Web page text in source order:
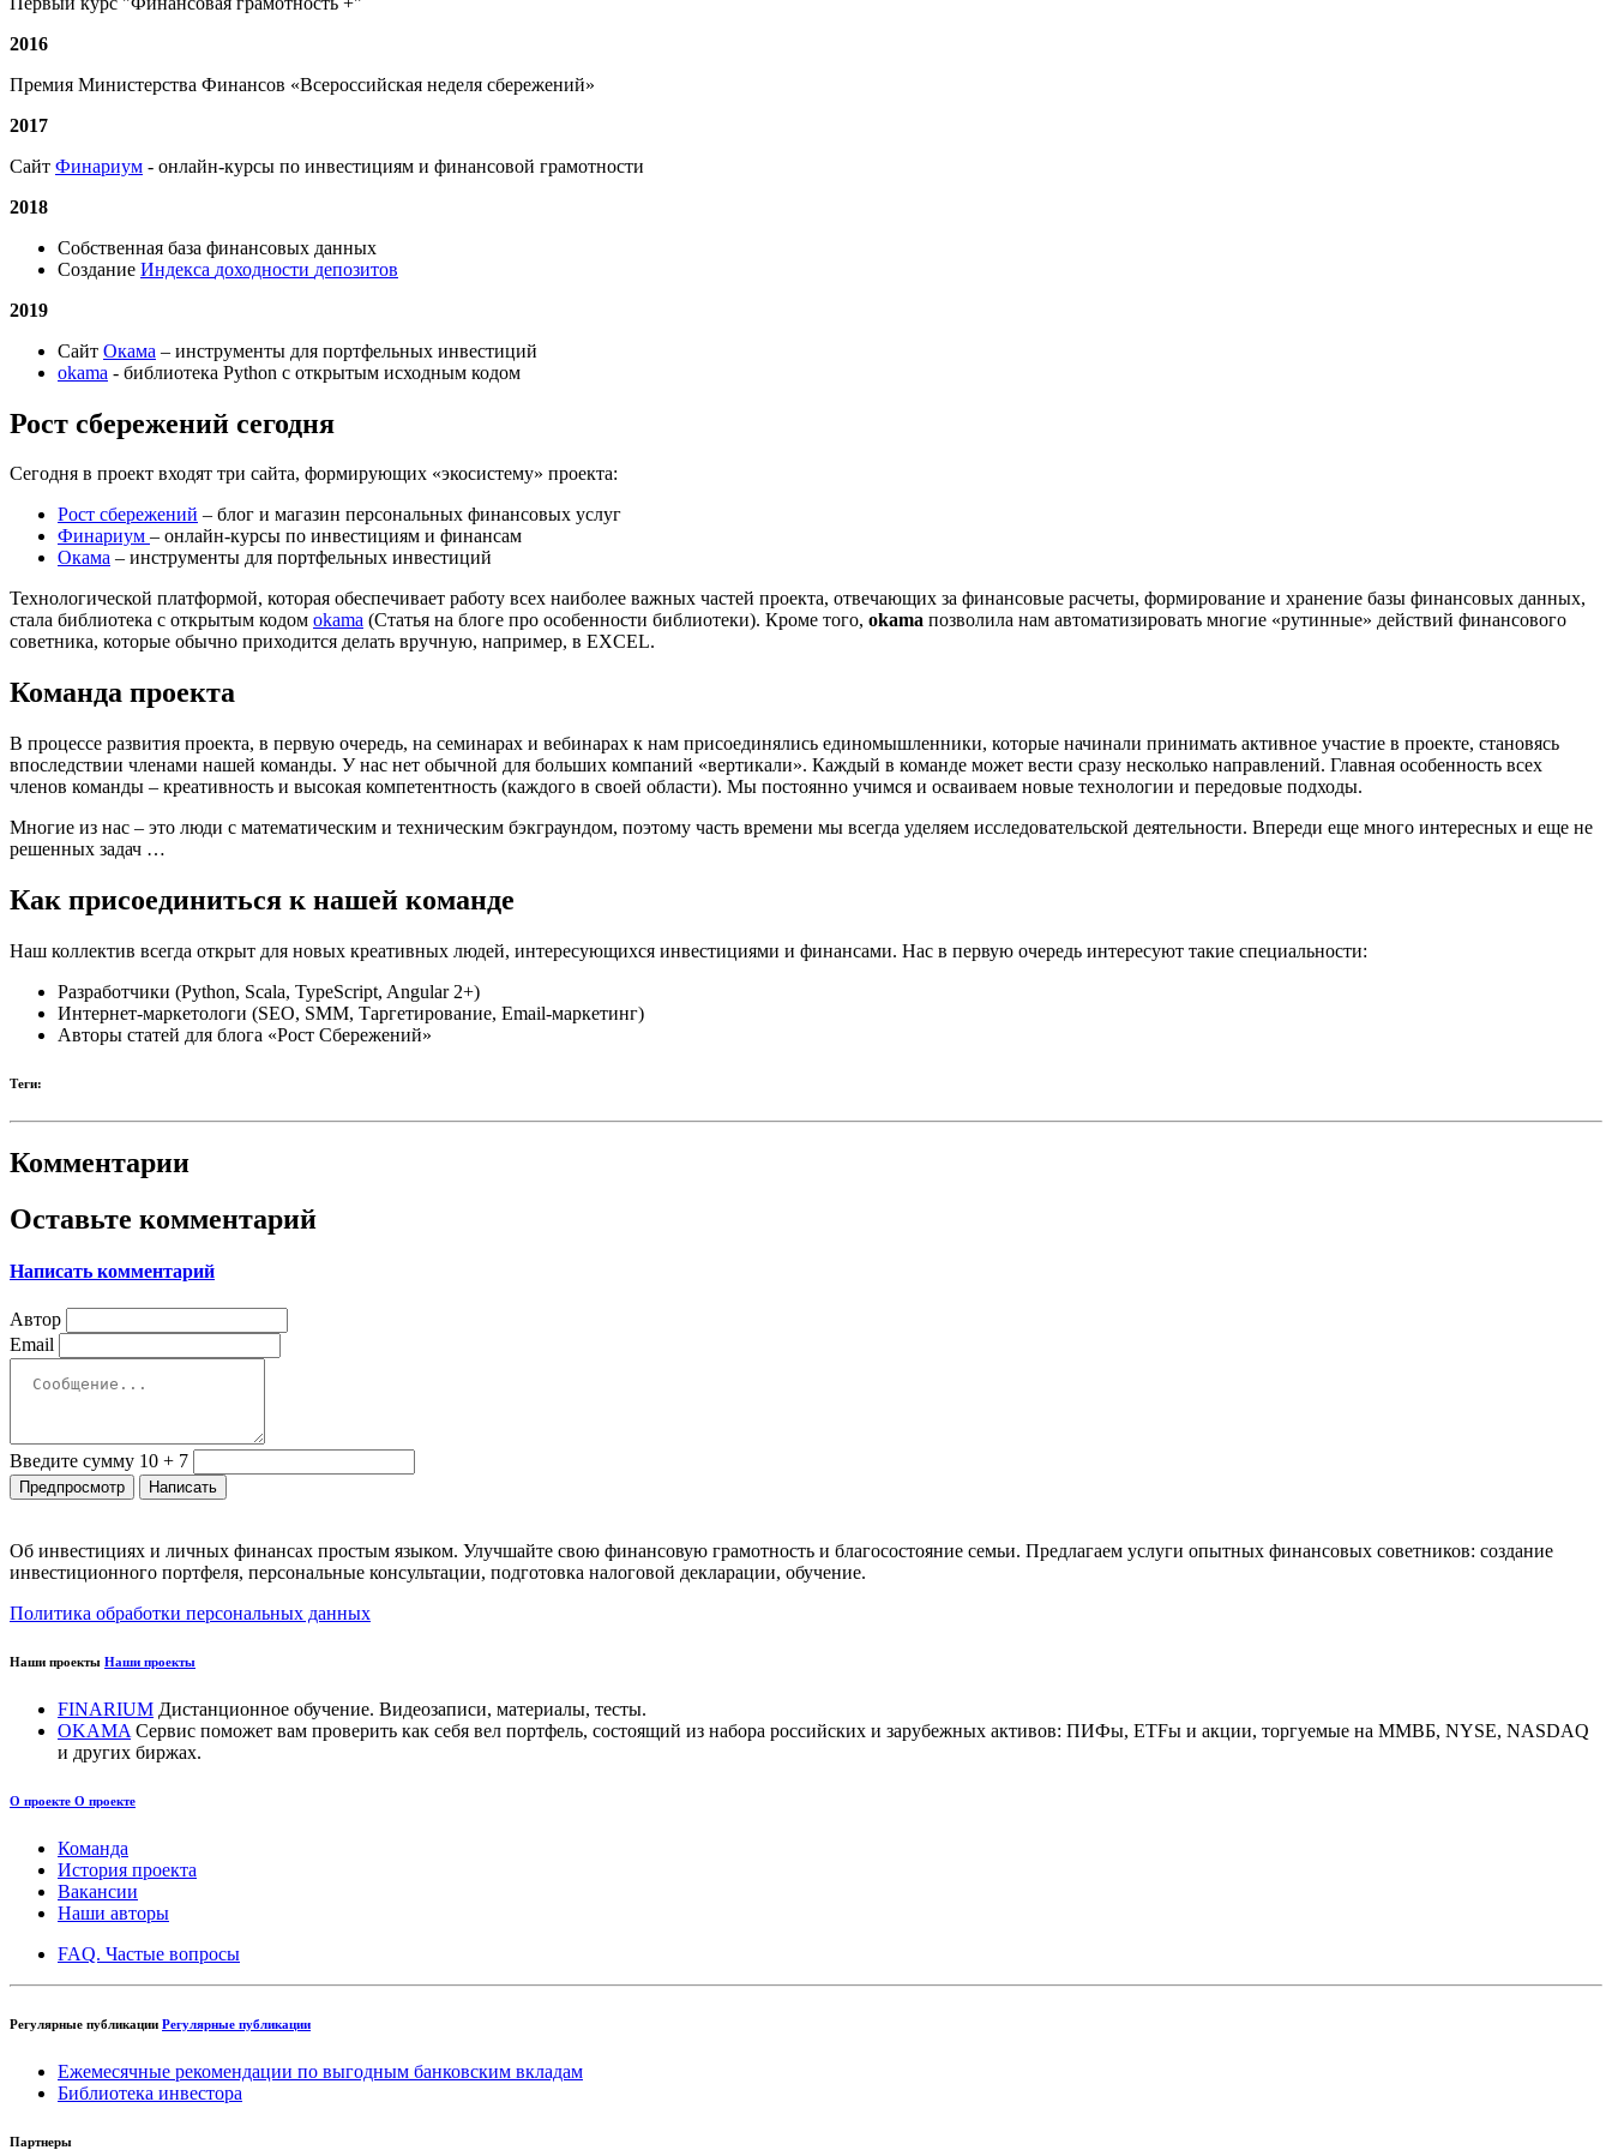
2016
Премия Министерства Финансов «Всероссийская неделя сбережений»
2017
Сайт Финариум - онлайн-курсы по инвестициям и финансовой грамотности
2018
Собственная база финансовых данных
Создание Индекса доходности депозитов
2019
Сайт Окама – инструменты для портфельных инвестиций
okama - библиотека Python с открытым исходным кодом
Рост сбережений сегодня
Сегодня в проект входят три сайта, формирующих «экосистему» проекта:
Рост сбережений – блог и магазин персональных финансовых услуг
Финариум – онлайн-курсы по инвестициям и финансам
Окама – инструменты для портфельных инвестиций
Технологической платформой, которая обеспечивает работу всех наиболее важных частей проекта, отвечающих за финансовые расчеты, формирование и хранение базы финансовых данных,
стала библиотека с открытым кодом okama (Статья на блоге про особенности библиотеки). Кроме того, okama позволила нам автоматизировать многие «рутинные» действий финансового
советника, которые обычно приходится делать вручную, например, в EXCEL.
Команда проекта
В процессе развития проекта, в первую очередь, на семинарах и вебинарах к нам присоединялись единомышленники, которые начинали принимать активное участие в проекте, становясь
впоследствии членами нашей команды. У нас нет обычной для больших компаний «вертикали». Каждый в команде может вести сразу несколько направлений. Главная особенность всех
членов команды – креативность и высокая компетентность (каждого в своей области). Мы постоянно учимся и осваиваем новые технологии и передовые подходы.
Многие из нас – это люди с математическим и техническим бэкграундом, поэтому часть времени мы всегда уделяем исследовательской деятельности. Впереди еще много интересных и еще не
решенных задач …
Как присоединиться к нашей команде
Наш коллектив всегда открыт для новых креативных людей, интересующихся инвестициями и финансами. Нас в первую очередь интересуют такие специальности:
Разработчики (Python, Scala, TypeScript, Angular 2+)
Интернет-маркетологи (SEO, SMM, Таргетирование, Email-маркетинг)
Авторы статей для блога «Рост Сбережений»
Теги:
Комментарии
Оставьте комментарий
Написать комментарий
Автор
Email
Введите сумму 10 + 7
Об инвестициях и личных финансах простым языком. Улучшайте свою финансовую грамотность и благосостояние семьи. Предлагаем услуги опытных финансовых советников: создание
инвестиционного портфеля, персональные консультации, подготовка налоговой декларации, обучение.
Политика обработки персональных данных
Наши проекты Наши проекты
FINARIUM Дистанционное обучение. Видеозаписи, материалы, тесты.
OKAMA Сервис поможет вам проверить как себя вел портфель, состоящий из набора российских и зарубежных активов: ПИФы, ETFы и акции, торгуемые на ММВБ, NYSE, NASDAQ
и других биржах.
О проекте О проекте
Команда
История проекта
Вакансии
Наши авторы
FAQ. Частые вопросы
Регулярные публикации Регулярные публикации
Ежемесячные рекомендации по выгодным банковским вкладам
Библиотека инвестора
Партнеры